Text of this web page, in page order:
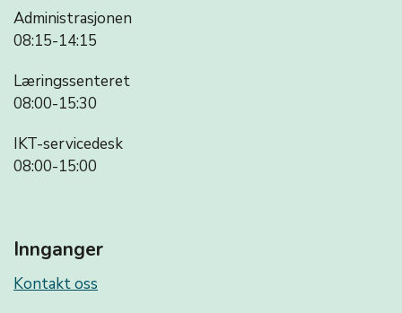
Administrasjonen
08:15-14:15
Læringssenteret
08:00-15:30
IKT-servicedesk
08:00-15:00
Innganger
Kontakt oss